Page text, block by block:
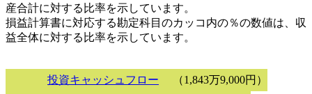
産合計に対する比率を示しています。
損益計算書に対応する勘定科目のカッコ内の％の数値は、収
益全体に対する比率を示しています。
投資キャッシュフロー
（1,843万9,000円）